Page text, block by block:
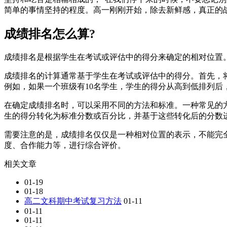
简单的事情坚持的程度。高一刚刚开始，除去新鲜感，真正
成绩排名怎么算?
成绩排名是根据学生在考试或评估中的得分来确定的相对位置
成绩排名的计算通常基于学生在考试或评估中的得分。首先
例如，如果一个班级有10名学生，学生的得分从高到低排列
在确定成绩排名时，可以采用不同的方法和标准。一种常见
生的得分转化为标准分数或百分比，并基于这些转化后的分
需要注意的是，成绩排名仅仅是一种相对位置的表示，不能
度、合作能力等，进行综合评价。
相关文章
01-19
01-18
高二文科期中考试复习方法 01-11
01-11
01-11